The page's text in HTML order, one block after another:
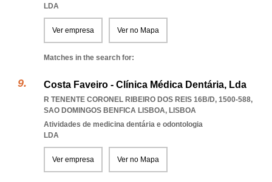
LDA
Ver empresa Ver no Mapa
Matches in the search for:
Costa Faveiro - Clínica Médica Dentária, Lda
R TENENTE CORONEL RIBEIRO DOS REIS 16B/D, 1500-588,
SAO DOMINGOS BENFICA LISBOA, LISBOA
Atividades de medicina dentária e odontologia
LDA
Ver empresa Ver no Mapa